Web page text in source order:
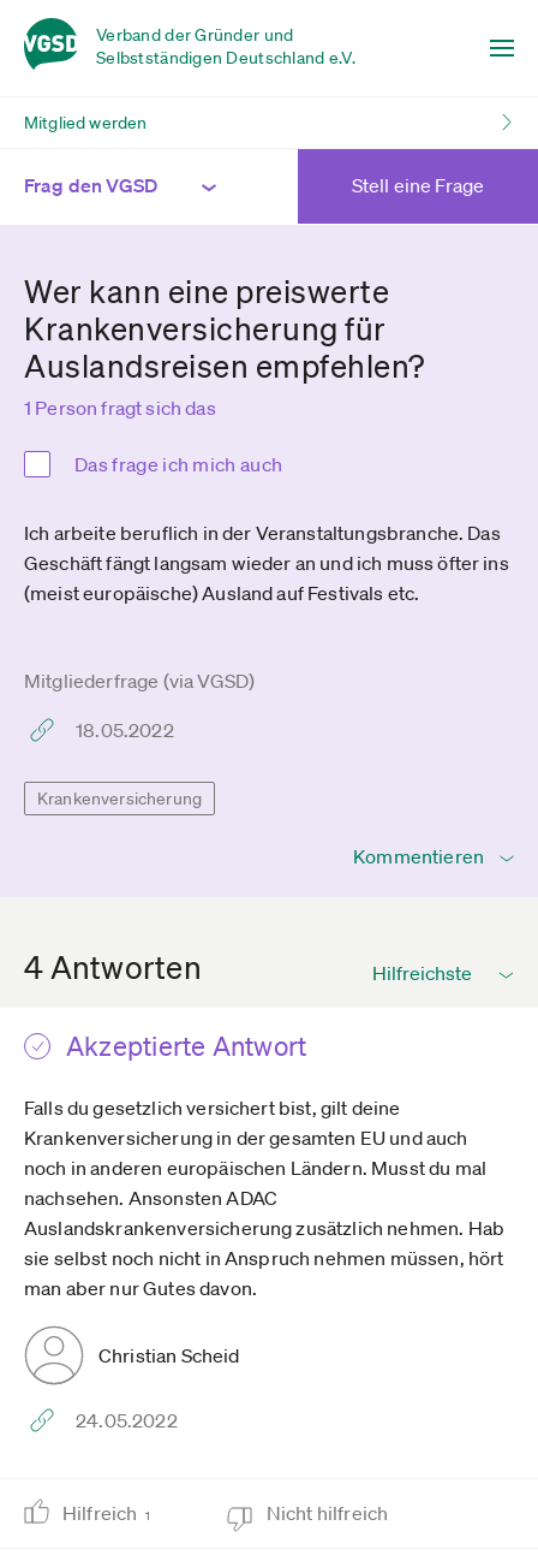
Verband der Gründer und
Selbstständigen Deutschland e.V.
Mitglied werden
Frag den VGSD Stell eine Frage
Wer kann eine preiswerte
Krankenversicherung für
Auslandsreisen empfehlen?
1 Person fragt sich das
Das frage ich mich auch
Ich arbeite beruflich in der Veranstaltungsbranche. Das
Geschäft fängt langsam wieder an und ich muss öfter ins
(meist europäische) Ausland auf Festivals etc.
Mitgliederfrage (via VGSD)
18.05.2022
Krankenversicherung
Kommentieren
4 Antworten
Akzeptierte Antwort
Falls du gesetzlich versichert bist, gilt deine
Krankenversicherung in der gesamten EU und auch
noch in anderen europäischen Ländern. Musst du mal
nachsehen. Ansonsten ADAC
Auslandskrankenversicherung zusätzlich nehmen. Hab
sie selbst noch nicht in Anspruch nehmen müssen, hört
man aber nur Gutes davon.
Christian Scheid
24.05.2022
Hilfreich 1 Nicht hilfreich